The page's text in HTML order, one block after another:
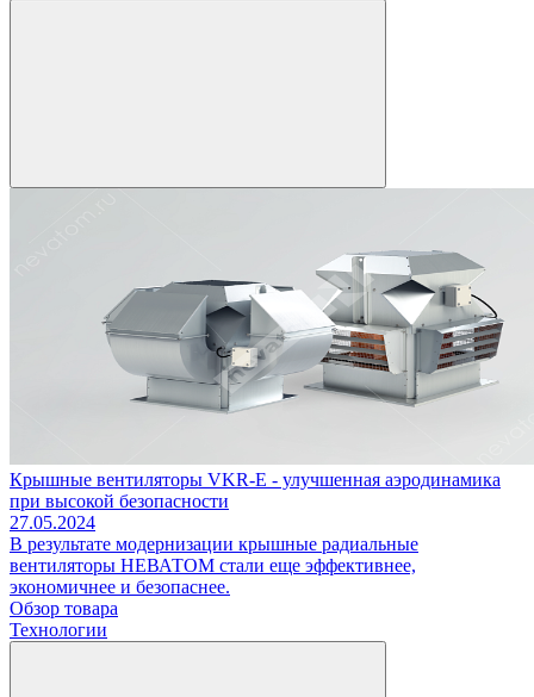
Крышные вентиляторы VKR-E - улучшенная аэродинамика
при высокой безопасности
27.05.2024
В результате модернизации крышные радиальные
вентиляторы НЕВАТОМ стали еще эффективнее,
экономичнее и безопаснее.
Обзор товара
Технологии